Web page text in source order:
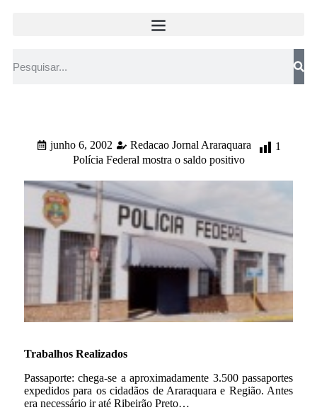
junho 6, 2002 Redacao Jornal Araraquara
1
Polícia Federal mostra o saldo positivo
Trabalhos Realizados
Passaporte: chega-se a aproximadamente 3.500 passaportes
expedidos para os cidadãos de Araraquara e Região. Antes
era necessário ir até Ribeirão Preto…